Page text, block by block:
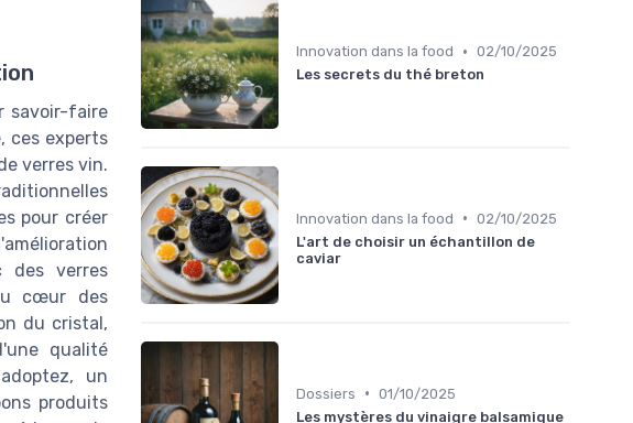
savoir-faire
ces experts
verres vin.
pour créer
des verres
cœur des
du cristal,
qualité
un
produits
Innovation dans la food • 02/10/2025
Les secrets du thé breton
Innovation dans la food • 02/10/2025
L'art de choisir un échantillon de
caviar
Dossiers • 01/10/2025
Les mystères du vinaigre balsamique